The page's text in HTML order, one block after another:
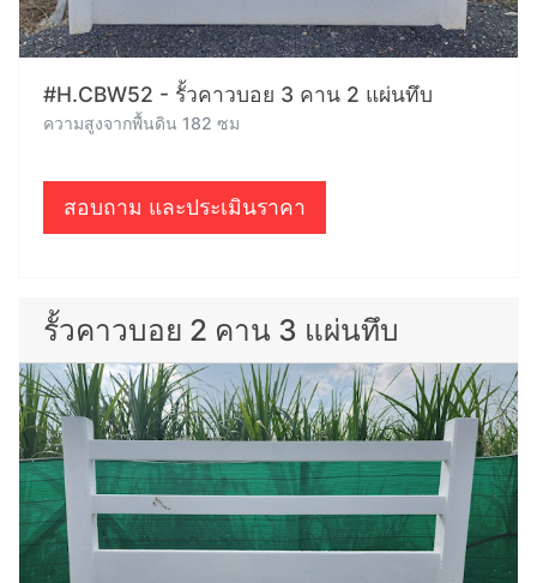
#H.CBW52 - รั้วคาวบอย 3 คาน 2 แผ่นทึบ
ความสูงจากพื้นดิน 182 ซม
สอบถาม และประเมินราคา
รั้วคาวบอย 2 คาน 3 แผ่นทึบ